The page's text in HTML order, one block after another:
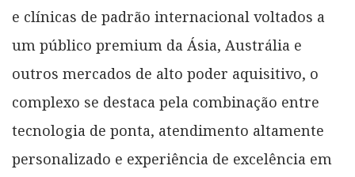
e clínicas de padrão internacional voltados a
um público premium da Ásia, Austrália e
outros mercados de alto poder aquisitivo, o
complexo se destaca pela combinação entre
tecnologia de ponta, atendimento altamente
personalizado e experiência de excelência em